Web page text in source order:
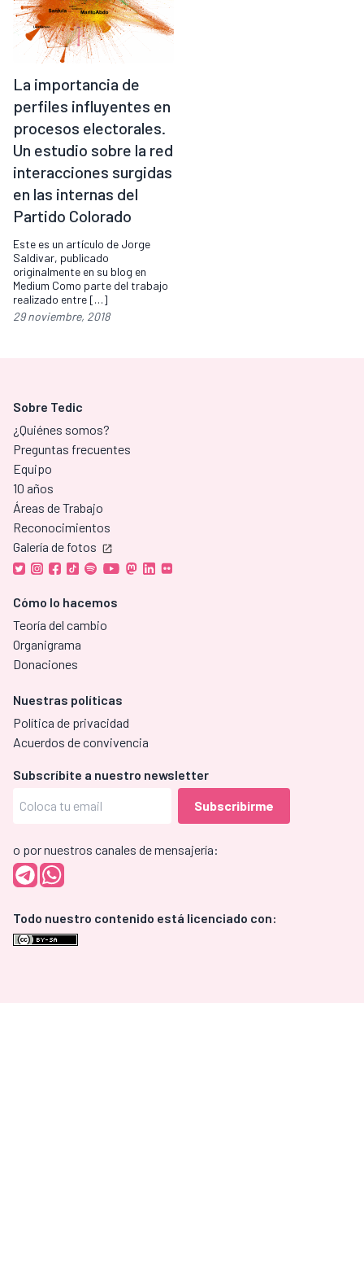
La importancia de
perfiles influyentes en
procesos electorales.
Un estudio sobre la red
interacciones surgidas
en las internas del
Partido Colorado
Este es un artículo de Jorge
Saldivar, publicado
originalmente en su blog en
Medium Como parte del trabajo
realizado entre […]
29 noviembre, 2018
Sobre Tedic
¿Quiénes somos?
Preguntas frecuentes
Equipo
10 años
Áreas de Trabajo
Reconocimientos
Galería de fotos
Cómo lo hacemos
Teoría del cambio
Organigrama
Donaciones
Nuestras políticas
Política de privacidad
Acuerdos de convivencia
Subscríbite a nuestro newsletter
o por nuestros canales de mensajería:
Todo nuestro contenido está licenciado con: